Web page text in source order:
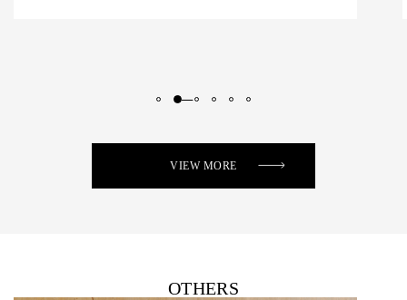
VIEW MORE
OTHERS